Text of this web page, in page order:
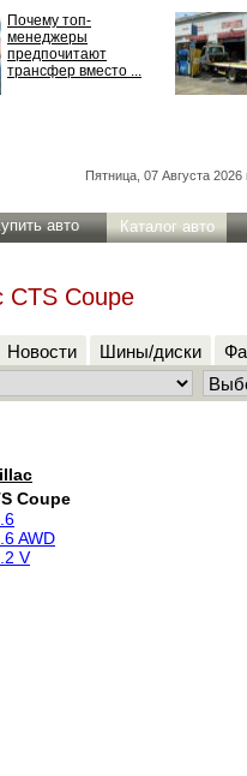
Почему топ-
менеджеры
предпочитают
трансфер вместо ...
Пятница, 07 Августа 2026
авто Каталог авто
CTS Coupe
Новости Шины/диски
Coupe
AWD
V